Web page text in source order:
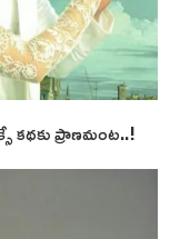
కథకు ప్రాణమంట..!